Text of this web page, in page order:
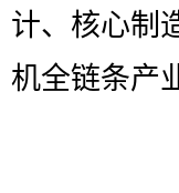
计、核心制
机全链条产